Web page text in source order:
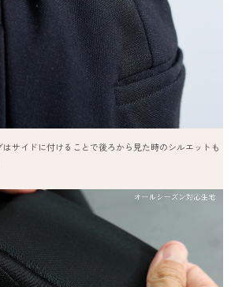
サイドに付けることで後ろから見た時のシルエットも